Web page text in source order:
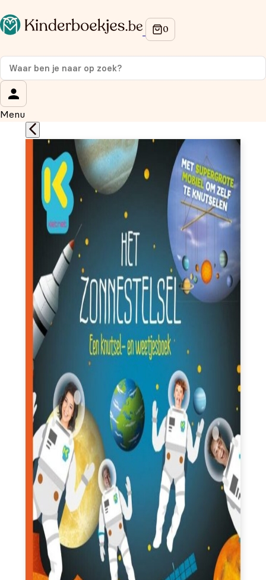
Menu
Op de hoogte blijven van onze acties?
Meld je aan voor onze nieuwsbrief en ontvang
korting
Wat is je voornaam?
Wat is je e-mailadres?*
Aanmelden
We gebruiken je gegevens om contact op te nemen, in
overeenstemming met ons
privacybeleid.